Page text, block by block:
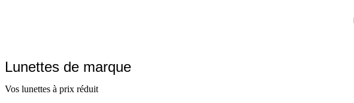
Lunettes de marque
Vos lunettes à prix réduit